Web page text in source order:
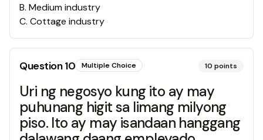
B. Medium industry
C. Cottage industry
Question10 Multiple Choice 10 points
Uri ng negosyo kung ito ay may
puhunang higit sa limang milyong
piso. Ito ay may isandaan hanggang